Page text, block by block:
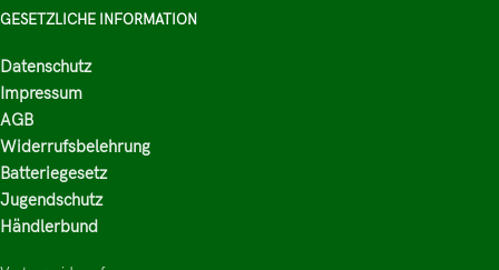
GESETZLICHE INFORMATION
Datenschutz
Impressum
AGB
Widerrufsbelehrung
Batteriegesetz
Jugendschutz
Händlerbund